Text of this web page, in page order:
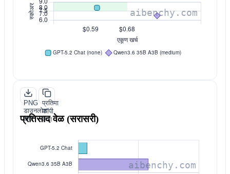
PNG
डाउनलोड
करा
प्रतिमा
कॉपी
करा
प्रतिसाद वेळ (सरासरी)